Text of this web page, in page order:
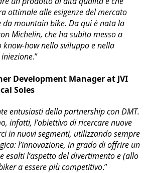
ottimale alle esigenze del mercato
da mountain bike. Da qui è nata la
Michelin, che ha subito messo a
how nello sviluppo e nella
.”
Development Manager at JVI
Soles
entusiasti della partnership con DMT.
infatti, l’obiettivo di ricercare nuove
in nuovi segmenti, utilizzando sempre
l’innovazione, in grado di offrire un
esalti l’aspetto del divertimento e (allo
a essere più competitivo.”